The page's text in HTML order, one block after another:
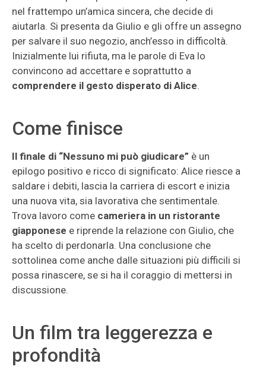
nel frattempo un’amica sincera, che decide di
aiutarla. Si presenta da Giulio e gli offre un assegno
per salvare il suo negozio, anch’esso in difficoltà.
Inizialmente lui rifiuta, ma le parole di Eva lo
convincono ad accettare e soprattutto a
comprendere il gesto disperato di Alice.
Come finisce
Il finale di “Nessuno mi può giudicare” è un
epilogo positivo e ricco di significato: Alice riesce a
saldare i debiti, lascia la carriera di escort e inizia
una nuova vita, sia lavorativa che sentimentale.
Trova lavoro come cameriera in un ristorante
giapponese e riprende la relazione con Giulio, che
ha scelto di perdonarla. Una conclusione che
sottolinea come anche dalle situazioni più difficili si
possa rinascere, se si ha il coraggio di mettersi in
discussione.
Un film tra leggerezza e
profondità